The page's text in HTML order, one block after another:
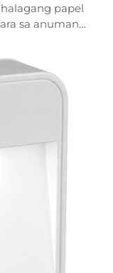
papel
sa anumang
na lugar, ang
ay